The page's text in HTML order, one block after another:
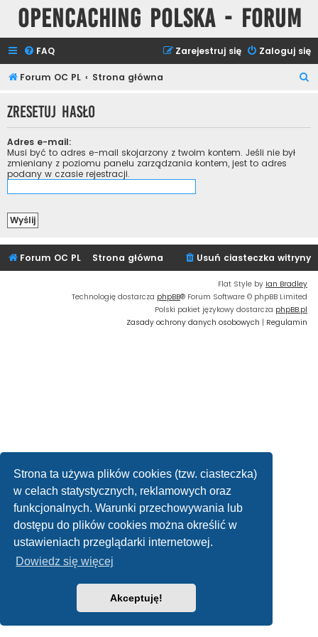
Strona ta używa plików cookies (tzw. ciasteczka)
w celach statystycznych, reklamowych oraz
funkcjonalnych. Warunki przechowywania lub
dostępu do plików cookies można określić w
ustawieniach przeglądarki internetowej.
Dowiedz się więcej
Akceptuję!
Opencaching Polska - Forum
FAQ Zaloguj się
Zarejestruj się
Forum OC PL Strona główna
k
Zresetuj hasło
Adres e-mail:
Musi być to adres e-mail skojarzony z twoim kontem. Jeśli nie był
zmieniany z poziomu panelu zarządzania kontem, jest to adres
podany w czasie rejestracji.
Forum OC PL Strona główna Usuń ciasteczka witryny
Flat Style by Ian Bradley
Technologię dostarcza phpBB® Forum Software © phpBB Limited
Polski pakiet językowy dostarcza phpBB.pl
Zasady ochrony danych osobowych | Regulamin